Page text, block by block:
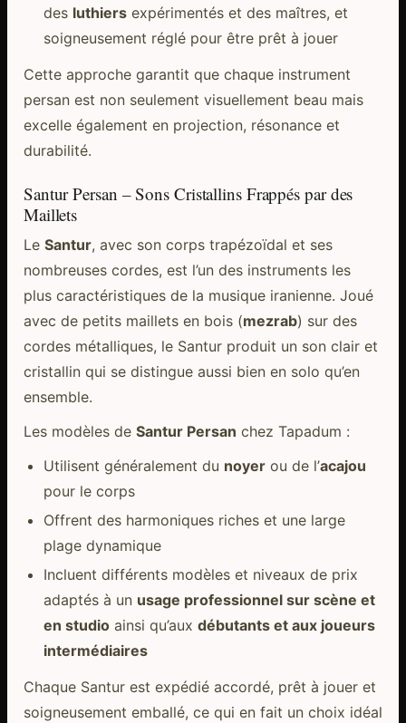
des luthiersexpérimentés et des maîtres, et
soigneusement réglé pour être prêt à jouer
Cette approche garantit que chaque instrument
persan est non seulement visuellement beau mais
excelle également en projection, résonance et
durabilité.
Santur Persan – Sons Cristallins Frappés par des
Maillets
Le Santur, avec son corps trapézoïdal et ses
nombreuses cordes, est l’un des instruments les
plus caractéristiques de la musique iranienne. Joué
avec de petits maillets en bois (mezrab) sur des
cordes métalliques, le Santur produit un son clair et
cristallin qui se distingue aussi bien en solo qu’en
ensemble.
Les modèles de Santur Persan chez Tapadum :
Utilisent généralement du noyerou de l’acajou
pour le corps
Offrent des harmoniques riches et une large
plage dynamique
Incluent différents modèles et niveaux de prix
adaptés à un usage professionnel sur scène et
en studioainsi qu’aux débutants et aux joueurs
intermédiaires
Chaque Santur est expédié accordé, prêt à jouer et
soigneusement emballé, ce qui en fait un choix idéal